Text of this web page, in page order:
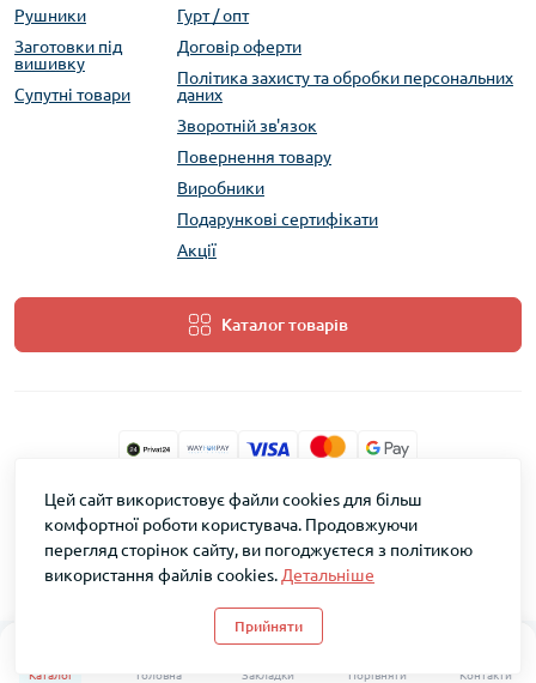
Каталог Головна Закладки
0
Порівняти Контакти
Рушники
Заготовки під
вишивку
Супутні товари
Гурт / опт
Договір оферти
Політика захисту та обробки персональних
даних
Зворотній зв'язок
Повернення товару
Виробники
Подарункові сертифікати
Акції
Каталог товарів
ТМ Скарб © 2026
Цей сайт використовує файли cookies для більш
комфортної роботи користувача. Продовжуючи
перегляд сторінок сайту, ви погоджуєтеся з політикою
використання файлів cookies. Детальніше
Прийняти